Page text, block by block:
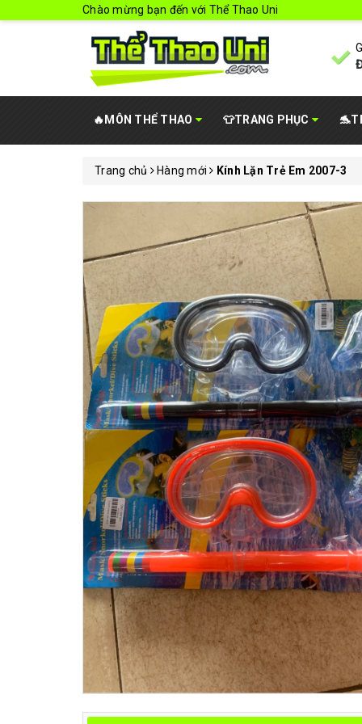
Chào mừng bạn đến với Thể Thao Uni
🔥MÔN THỂ THAO 👕TRANG PHỤC
Trang chủ Hàng mới Kính Lặn Trẻ Em 2007-3